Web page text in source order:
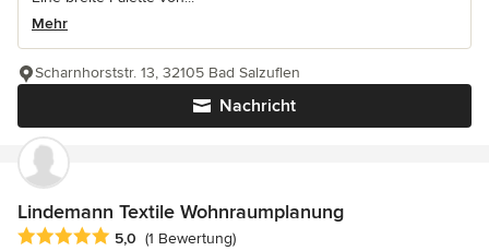
Mehr
Nachricht
Scharnhorststr. 13, 32105 Bad Salzuflen
Lindemann Textile Wohnraumplanung
Durchschnittliche Bewertung: 5 von 5 Sternen
5,0 (1 Bewertung)